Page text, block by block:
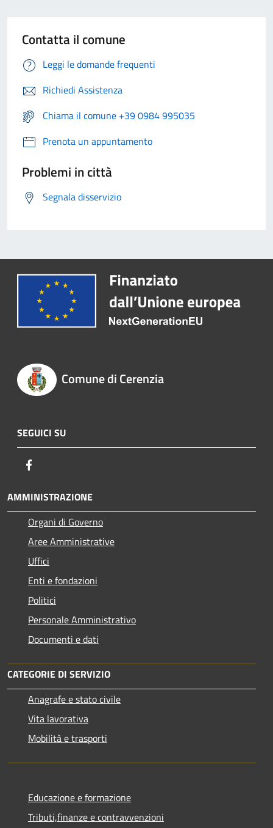
Contatta il comune
Leggi le domande frequenti
Richiedi Assistenza
Chiama il comune +39 0984 995035
Prenota un appuntamento
Problemi in città
Segnala disservizio
Comune di Cerenzia
SEGUICI SU
AMMINISTRAZIONE
Organi di Governo
Aree Amministrative
Uffici
Enti e fondazioni
Politici
Personale Amministrativo
Documenti e dati
CATEGORIE DI SERVIZIO
Anagrafe e stato civile
Vita lavorativa
Mobilità e trasporti
Educazione e formazione
Tributi,finanze e contravvenzioni